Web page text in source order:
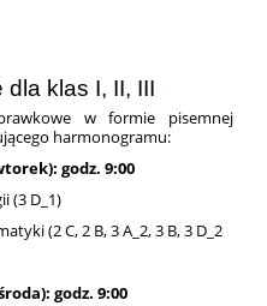
klas I, II, III
w formie pisemnej
harmonogramu:
godz. 9:00
(3 D_1)
(2 C, 2 B, 3 A_2, 3 B, 3 D_2
godz. 9:00